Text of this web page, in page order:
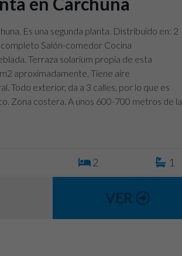
Es una segunda planta. Distribuido en: 2
Salón-comedor Cocina
Terraza solarium propia de esta
aproximadamente. Tiene aire
Todo exterior, da a 3 calles, por lo que es
Zona costera. A unos 600-700 metros de la
2 1
VER